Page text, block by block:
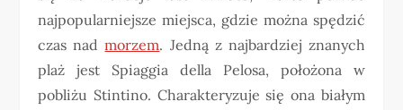
najpopularniejsze miejsca, gdzie można spędzić
czas nadmorzem. Jedną z najbardziej znanych
plaż jest Spiaggia della Pelosa, położona w
pobliżu Stintino. Charakteryzuje się ona białym